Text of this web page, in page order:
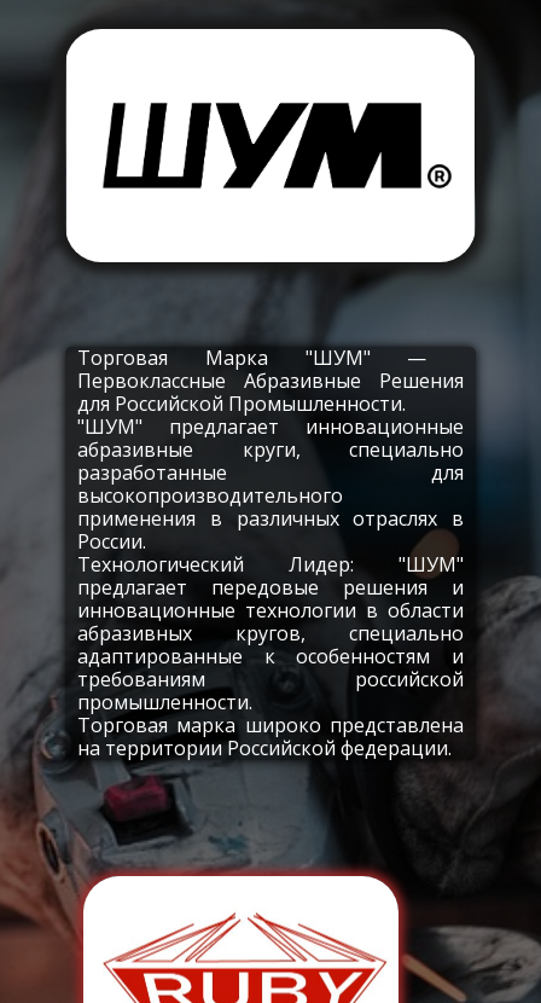
Торговая Марка "ШУМ" — ​
Первоклассные Абразивные Решения
для Российской Промышленности.
"ШУМ" предлагает инновационные
абразивные круги, специально
разработанные для
высокопроизводительного
применения в различных отраслях в
России.
Технологический Лидер: "ШУМ"
предлагает передовые решения и
инновационные технологии в области
абразивных кругов, специально
адаптированные к особенностям и
требованиям российской
промышленности.
Торговая марка широко представлена
на территории Российской федерации.